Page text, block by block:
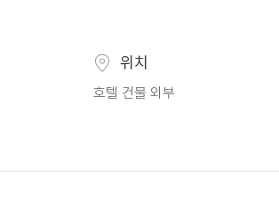
위치
호텔 건물 외부